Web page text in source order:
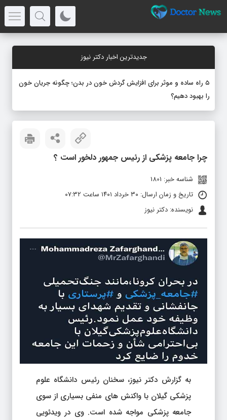
جدیدترین اخبار دکتر نیوز
۵ راه ساده و موثر برای افزایش گردش خون در بدن؛ چگونه جریان خون
را بهبود دهیم؟
چرا جامعه‌ پزشکی از رئیس‌ جمهور دلخور است ؟
شناسه خبر: 1801
تاریخ و زمان ارسال: ۳۰ خرداد ۱۴۰۱ ساعت ۰۷:۳۲
نویسنده: دکتر نیوز
به گزارش دکتر نیوز، سخنان رئیس دانشگاه علوم
پزشکی گیلان با واکنش های منفی بسیاری از سوی
جامعه پزشکی مواجه شده است. وی در ویدئویی